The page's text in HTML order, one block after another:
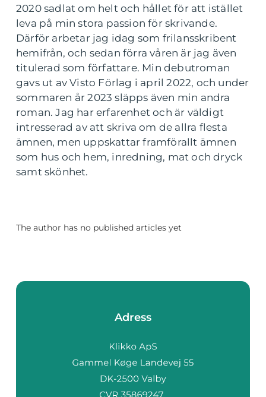
2020 sadlat om helt och hållet för att istället
leva på min stora passion för skrivande.
Därför arbetar jag idag som frilansskribent
hemifrån, och sedan förra våren är jag även
titulerad som författare. Min debutroman
gavs ut av Visto Förlag i april 2022, och under
sommaren år 2023 släpps även min andra
roman. Jag har erfarenhet och är väldigt
intresserad av att skriva om de allra flesta
ämnen, men uppskattar framförallt ämnen
som hus och hem, inredning, mat och dryck
samt skönhet.
The author has no published articles yet
Adress